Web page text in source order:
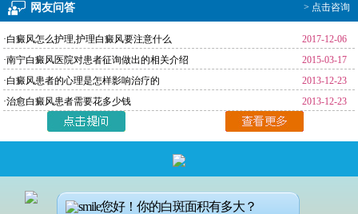
网友问答 > 点击咨询
·白癜风怎么护理,护理白癜风要注意什么
2017-12-06
·南宁白癜风医院对患者征询做出的相关介绍
2015-03-17
·白癜风患者的心理是怎样影响治疗的
2013-12-23
·治愈白癜风患者需要花多少钱
2013-12-23
免费通话
咨询电话：4001190776
您好！你的白斑面积有多大？